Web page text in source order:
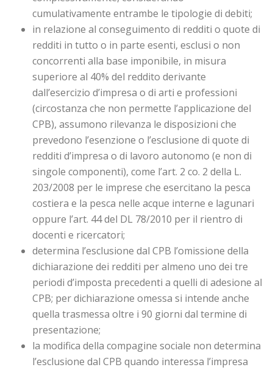
cumulativamente entrambe le tipologie di debiti;
in relazione al conseguimento di redditi o quote di
redditi in tutto o in parte esenti, esclusi o non
concorrenti alla base imponibile, in misura
superiore al 40% del reddito derivante
dall’esercizio d’impresa o di arti e professioni
(circostanza che non permette l’applicazione del
CPB), assumono rilevanza le disposizioni che
prevedono l’esenzione o l’esclusione di quote di
redditi d’impresa o di lavoro autonomo (e non di
singole componenti), come l’art. 2 co. 2 della L.
203/2008 per le imprese che esercitano la pesca
costiera e la pesca nelle acque interne e lagunari
oppure l’art. 44 del DL 78/2010 per il rientro di
docenti e ricercatori;
determina l’esclusione dal CPB l’omissione della
dichiarazione dei redditi per almeno uno dei tre
periodi d’imposta precedenti a quelli di adesione al
CPB; per dichiarazione omessa si intende anche
quella trasmessa oltre i 90 giorni dal termine di
presentazione;
la modifica della compagine sociale non determina
l’esclusione dal CPB quando interessa l’impresa